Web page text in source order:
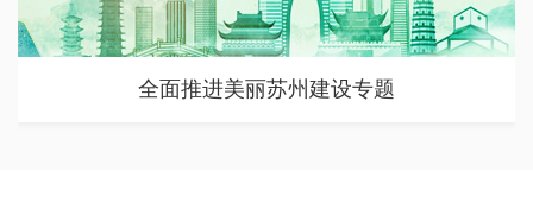
全面推进美丽苏州建设专题